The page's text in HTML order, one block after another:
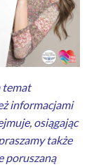
temat
informacjami
osiągając
także
poruszaną